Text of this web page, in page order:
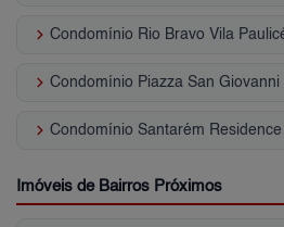
keyboard_arrow_right Condomínio Rio Bravo Vila
keyboard_arrow_right
keyboard_arrow_right
Imóveis de Bairros Próximos